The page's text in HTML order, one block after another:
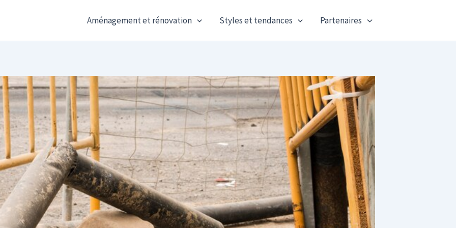
Aménagement et rénovation Styles et tendances Partenaires